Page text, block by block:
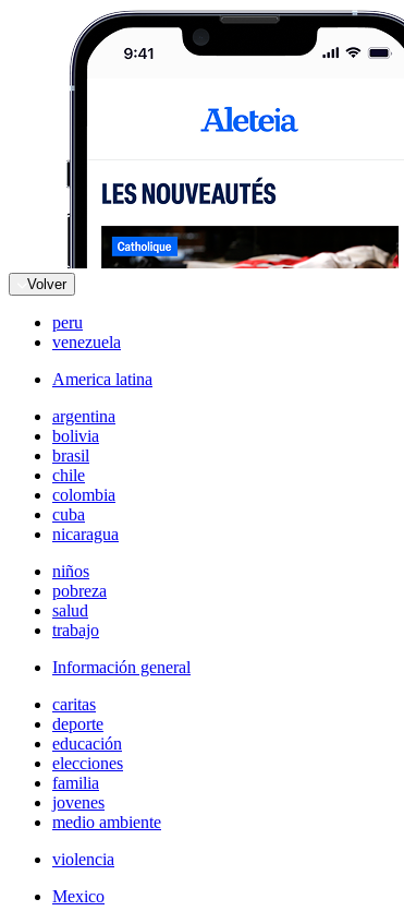
Volver
peru
venezuela
America latina
argentina
bolivia
brasil
chile
colombia
cuba
nicaragua
niños
pobreza
salud
trabajo
Información general
caritas
deporte
educación
elecciones
familia
jovenes
medio ambiente
violencia
Mexico